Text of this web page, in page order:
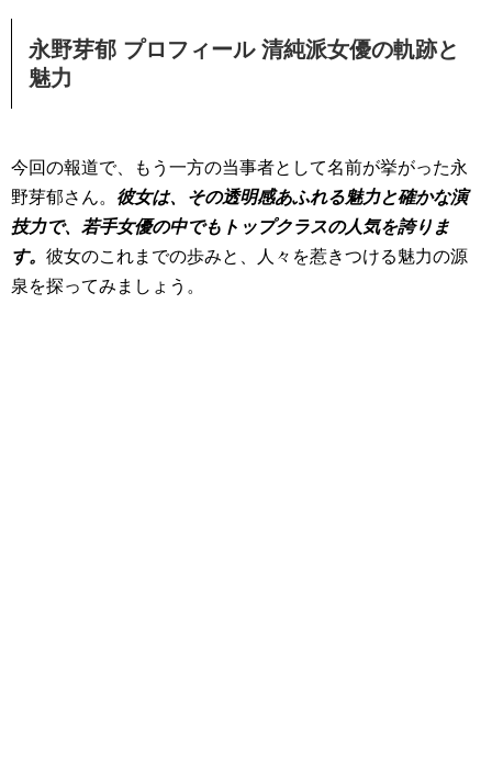
永野芽郁 プロフィール 清純派女優の軌跡と
魅力
今回の報道で、もう一方の当事者として名前が挙がった永
野芽郁さん。 彼女は、その透明感あふれる魅力と確かな演
技力で、若手女優の中でもトップクラスの人気を誇りま
す。 彼女のこれまでの歩みと、人々を惹きつける魅力の源
泉を探ってみましょう。